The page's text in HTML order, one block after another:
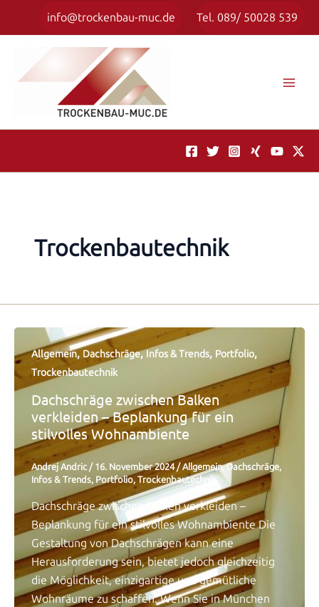
springen
info@trockenbau-muc.de Tel. 089/ 50028 539
Trockenbautechnik
Allgemein,Dachschräge,Infos & Trends, Portfolio,
Trockenbautechnik
Dachschräge zwischen Balken
verkleiden – Beplankung für ein
stilvolles Wohnambiente
Andrej Andric / 16. November 2024/Allgemein,Dachschräge,
Infos & Trends, Portfolio, Trockenbautechnik
Dachschräge zwischen Balken verkleiden –
Beplankung für ein stilvolles Wohnambiente Die
Gestaltung von Dachschrägen kann eine
Herausforderung sein, bietet jedoch gleichzeitig
die Möglichkeit, einzigartige und gemütliche
Wohnräume zu schaffen. Wenn Sie in München